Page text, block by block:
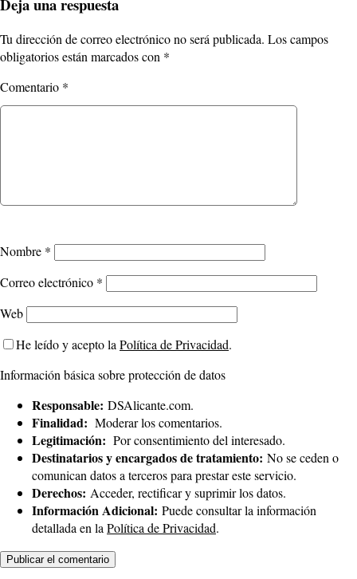
Deja una respuesta
Tu dirección de correo electrónico no será publicada. Los campos
obligatorios están marcados con *
Comentario *
Nombre *
Correo electrónico *
Web
He leído y acepto la Política de Privacidad.
Información básica sobre protección de datos
Responsable: DSAlicante.com.
Finalidad: Moderar los comentarios.
Legitimación: Por consentimiento del interesado.
Destinatarios y encargados de tratamiento: No se ceden o
comunican datos a terceros para prestar este servicio.
Derechos: Acceder, rectificar y suprimir los datos.
Información Adicional: Puede consultar la información
detallada en la Política de Privacidad.